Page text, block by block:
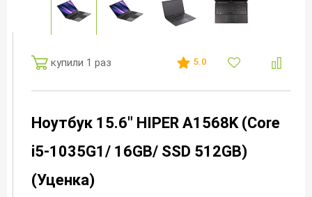
купили 1 раз 5.0
Ноутбук 15.6" HIPER A1568K (Core
i5-1035G1/ 16GB/ SSD 512GB)
(Уценка)